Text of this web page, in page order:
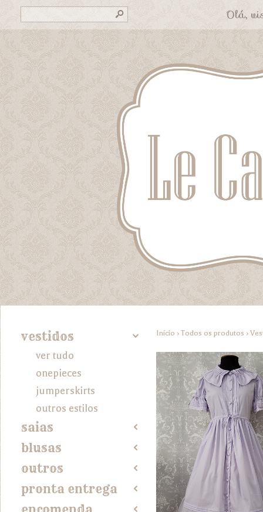
s Olá,
vestidos 4
ver tudo
onepieces
jumperskirts
outros estilos
saias 2
blusas 2
outros 2
pronta entrega 2
2
Início › Todos os produtos ›